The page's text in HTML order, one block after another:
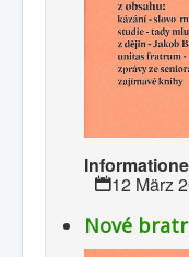
12 März
Nové